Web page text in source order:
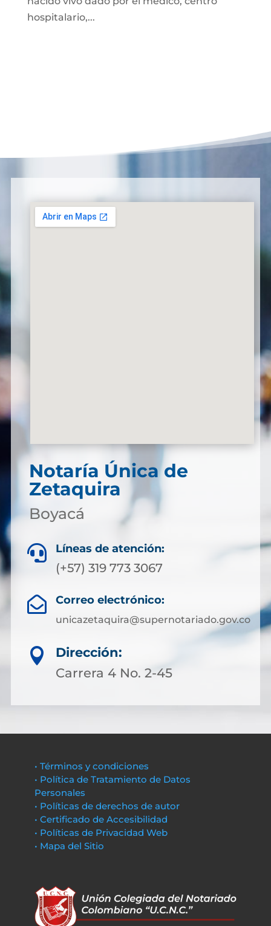
hospitalario,...
Notaría Única de
Zetaquira
Boyacá
 Líneas de atención:
(+57) 319 773 3067
 Correo electrónico:
unicazetaquira@supernotariado.gov.co

Dirección:
Carrera 4 No. 2-45
• Términos y condiciones
• Política de Tratamiento de Datos
Personales
• Políticas de derechos de autor
• Certificado de Accesibilidad
• Políticas de Privacidad Web
• Mapa del Sitio